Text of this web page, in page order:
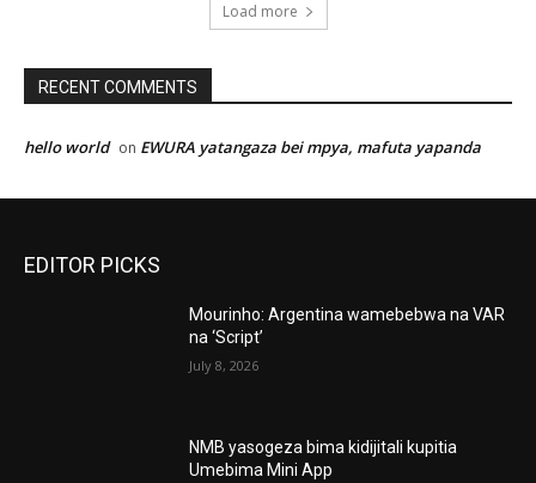
Load more
RECENT COMMENTS
hello world on EWURA yatangaza bei mpya, mafuta yapanda
EDITOR PICKS
Mourinho: Argentina wamebebwa na VAR
na ‘Script’
July 8, 2026
NMB yasogeza bima kidijitali kupitia
Umebima Mini App